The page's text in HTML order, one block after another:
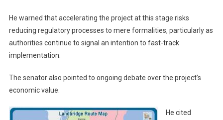
He warned that accelerating the project at this stage risks
reducing regulatory processes to mere formalities, particularly as
authorities continue to signal an intention to fast-track
implementation.
The senator also pointed to ongoing debate over the project’s
economic value.
He cited